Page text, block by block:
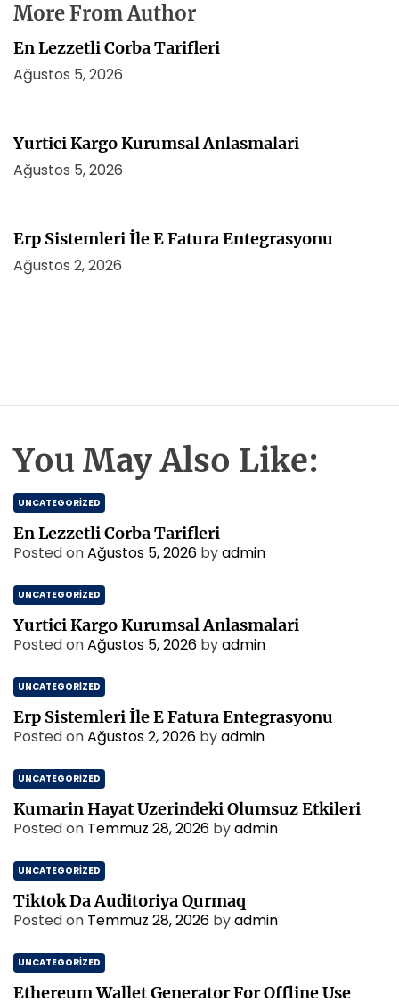
More From Author
En Lezzetli Corba Tarifleri
Ağustos 5, 2026
Yurtici Kargo Kurumsal Anlasmalari
Ağustos 5, 2026
Erp Sistemleri İle E Fatura Entegrasyonu
Ağustos 2, 2026
You May Also Like:
UNCATEGORIZED
En Lezzetli Corba Tarifleri
Posted onAğustos 5, 2026 byadmin
UNCATEGORIZED
Yurtici Kargo Kurumsal Anlasmalari
Posted onAğustos 5, 2026 byadmin
UNCATEGORIZED
Erp Sistemleri İle E Fatura Entegrasyonu
Posted onAğustos 2, 2026 byadmin
UNCATEGORIZED
Kumarin Hayat Uzerindeki Olumsuz Etkileri
Posted on Temmuz 28, 2026 byadmin
UNCATEGORIZED
Tiktok Da Auditoriya Qurmaq
Posted on Temmuz 28, 2026 byadmin
UNCATEGORIZED
Ethereum Wallet Generator For Offline Use